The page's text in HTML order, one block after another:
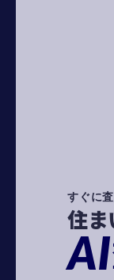
すぐに
住ま
AI